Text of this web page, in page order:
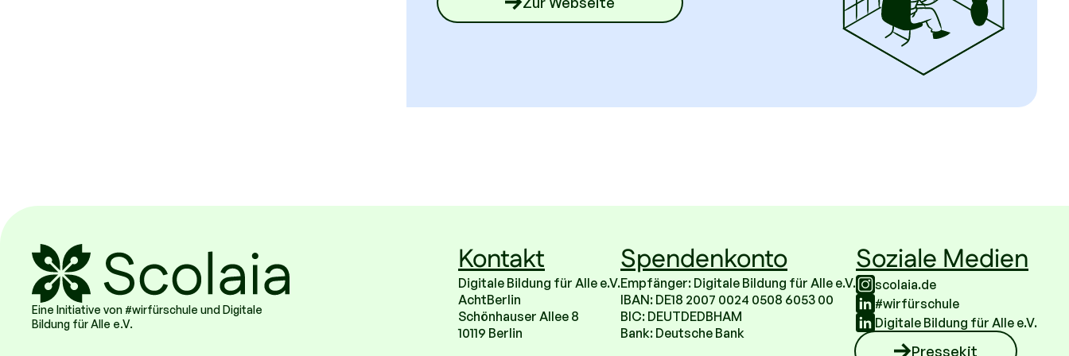
Eine Initiative von #wirfürschule und Digitale
Bildung für Alle e.V.
Kontakt
Digitale Bildung für Alle e.V.
AchtBerlin
Schönhauser Allee 8
10119 Berlin
Spendenkonto
Empfänger: Digitale Bildung für Alle e.V.
IBAN: DE18 2007 0024 0508 6053 00
BIC: DEUTDEDBHAM
Bank: Deutsche Bank
Soziale Medien
scolaia.de
#wirfürschule
Digitale Bildung für Alle e.V.
Pressekit